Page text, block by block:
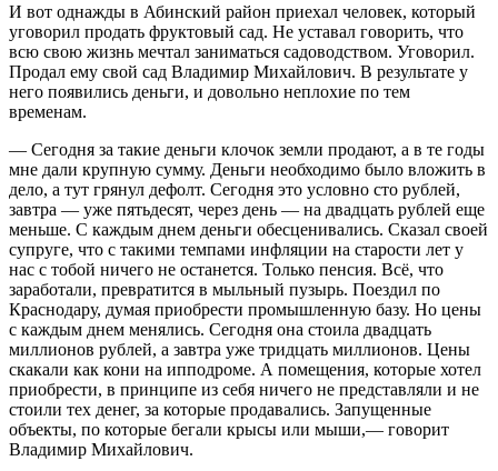
И вот однажды в Абинский район приехал человек, который
уговорил продать фруктовый сад. Не уставал говорить, что
всю свою жизнь мечтал заниматься садоводством. Уговорил.
Продал ему свой сад Владимир Михайлович. В результате у
него появились деньги, и довольно неплохие по тем
временам.
— Сегодня за такие деньги клочок земли продают, а в те годы
мне дали крупную сумму. Деньги необходимо было вложить в
дело, а тут грянул дефолт. Сегодня это условно сто рублей,
завтра — уже пятьдесят, через день — на двадцать рублей еще
меньше. С каждым днем деньги обесценивались. Сказал своей
супруге, что с такими темпами инфляции на старости лет у
нас с тобой ничего не останется. Только пенсия. Всё, что
заработали, превратится в мыльный пузырь. Поездил по
Краснодару, думая приобрести промышленную базу. Но цены
с каждым днем менялись. Сегодня она стоила двадцать
миллионов рублей, а завтра уже тридцать миллионов. Цены
скакали как кони на ипподроме. А помещения, которые хотел
приобрести, в принципе из себя ничего не представляли и не
стоили тех денег, за которые продавались. Запущенные
объекты, по которые бегали крысы или мыши,— говорит
Владимир Михайлович.